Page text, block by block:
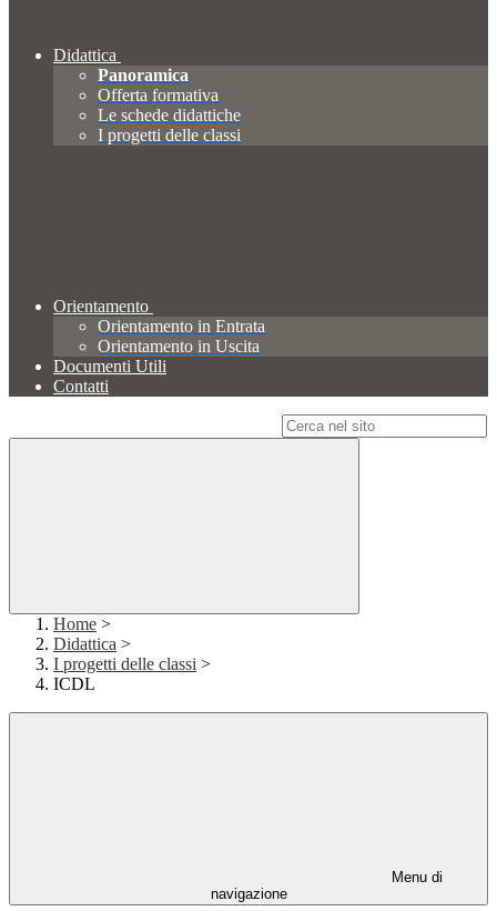
Didattica
Panoramica
Offerta formativa
Le schede didattiche
I progetti delle classi
Orientamento
Orientamento in Entrata
Orientamento in Uscita
Documenti Utili
Contatti
Home >
Didattica >
I progetti delle classi >
ICDL
Menu di
navigazione